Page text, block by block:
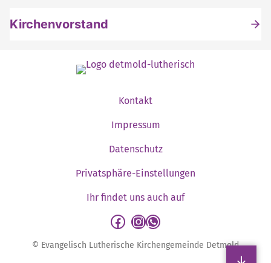
Kirchenvorstand
Kontakt
Impressum
Datenschutz
Privatsphäre-Einstellungen
Ihr findet uns auch auf
detmold-lutherisch auf Facebook
detmold-lutherisch auf Instagram
detmold-lutherisch auf WhatsApp
© Evangelisch Lutherische Kirchengemeinde Detmold